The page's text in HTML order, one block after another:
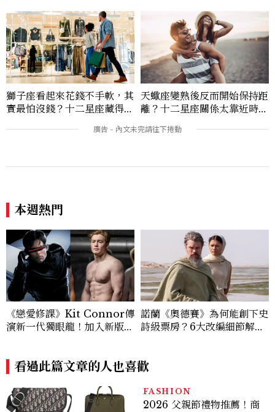
獅子座看起來花錢不手軟，其
實最怕沒錢？十二星座藏得最
價半天，最後卻買最貴的
天蠍座變熟後反而開始保持距
離？十二星座關係太靠近時最
壓力就先躲起來
本週熱門
《戀愛修課》Kit Connor傳
演新一代獨眼龍！加入新版
諾蘭《奧德賽》為何能創下史
詩級票房？6大改編細節解
德修斯
看過此篇文章的人也喜歡
FASHION
2026 父親節禮物推薦！商